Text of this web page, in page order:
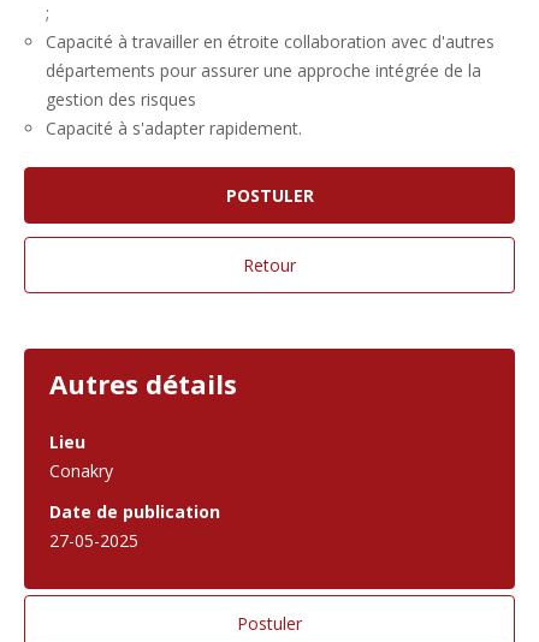
;
Capacité à travailler en étroite collaboration avec d'autres
départements pour assurer une approche intégrée de la
gestion des risques
Capacité à s'adapter rapidement.
Autres détails
Lieu
Conakry
Date de publication
27-05-2025